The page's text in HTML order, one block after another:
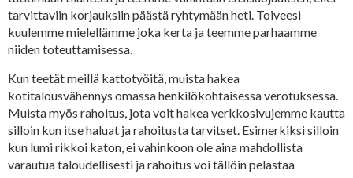
tarvittaviin korjauksiin päästä ryhtymään heti. Toiveesi
kuulemme mielellämme joka kerta ja teemme parhaamme
niiden toteuttamisessa.
Kun teetät meillä kattotyöitä, muista hakea
kotitalousvähennys omassa henkilökohtaisessa verotuksessa.
Muista myös rahoitus, jota voit hakea verkkosivujemme kautta
silloin kun itse haluat ja rahoitusta tarvitset. Esimerkiksi silloin
kun lumi rikkoi katon, ei vahinkoon ole aina mahdollista
varautua taloudellisesti ja rahoitus voi tällöin pelastaa